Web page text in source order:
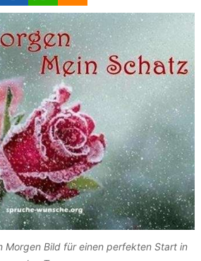
Morgen Bild für einen perfekten Start in